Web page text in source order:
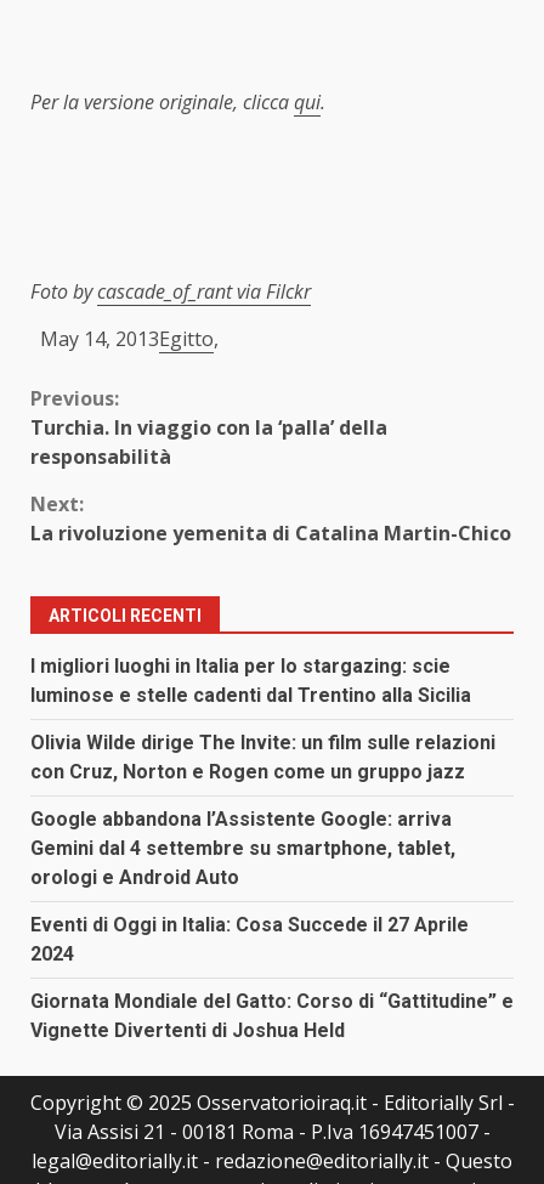
Per la versione originale, cliccaqui.
Foto bycascade_of_rantvia Filckr
May 14, 2013Egitto,
Continue
Reading
Previous:
Turchia. In viaggio con la ‘palla’ della
responsabilità
Next:
La rivoluzione yemenita di Catalina Martin-Chico
ARTICOLI RECENTI
I migliori luoghi in Italia per lo stargazing: scie
luminose e stelle cadenti dal Trentino alla Sicilia
Olivia Wilde dirige The Invite: un film sulle relazioni
con Cruz, Norton e Rogen come un gruppo jazz
Google abbandona l’Assistente Google: arriva
Gemini dal 4 settembre su smartphone, tablet,
orologi e Android Auto
Eventi di Oggi in Italia: Cosa Succede il 27 Aprile
2024
Giornata Mondiale del Gatto: Corso di “Gattitudine” e
Vignette Divertenti di Joshua Held
Copyright © 2025 Osservatorioiraq.it - Editorially Srl -
Via Assisi 21 - 00181 Roma - P.Iva 16947451007 -
legal@editorially.it - redazione@editorially.it - Questo